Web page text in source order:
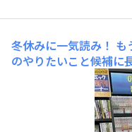
冬休みに一気読み！ も
のやりたいこと候補に
とも良いですよね🎵そ
えばワンピース！です
にも勇気がいりますま
みるのも良いかもしれ